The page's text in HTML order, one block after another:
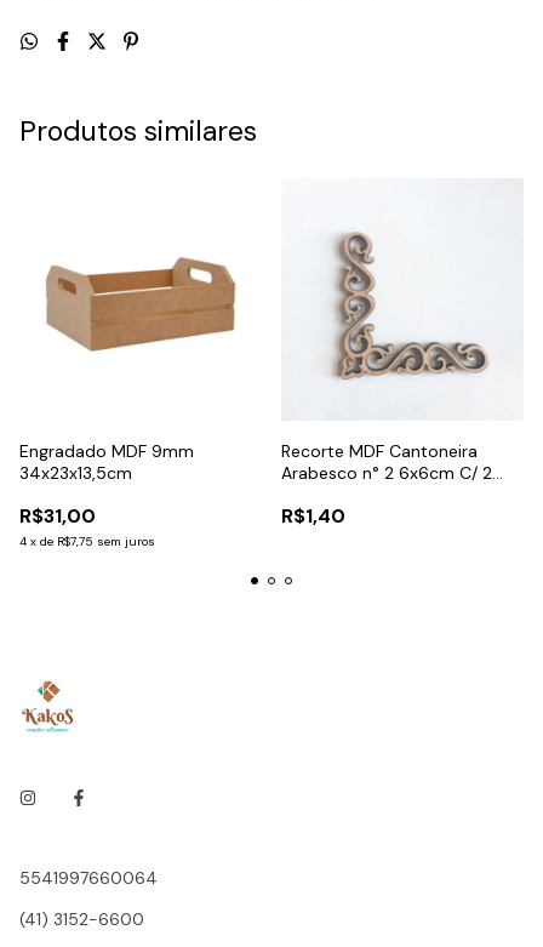
Produtos similares
Engradado MDF 9mm
34x23x13,5cm
R$31,00
4 x de R$7,75 sem juros
Recorte MDF Cantoneira
Arabesco n° 2 6x6cm C/ 2
R$1,40
5541997660064
(41) 3152-6600